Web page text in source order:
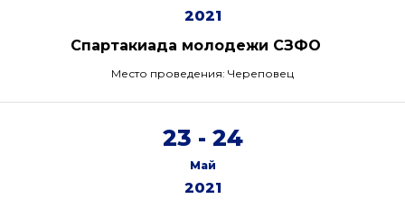
2021
Спартакиада молодежи СЗФО
Место проведения: Череповец
23 - 24
Май
2021